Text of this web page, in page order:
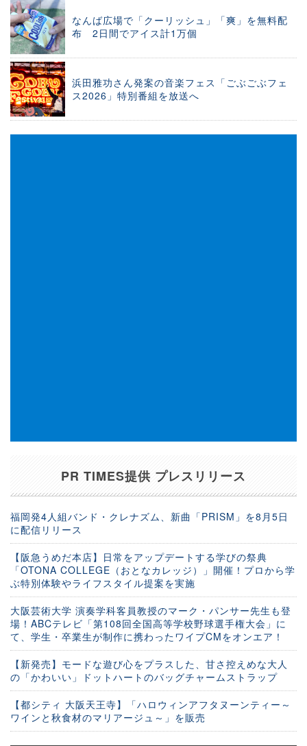
なんば広場で「クーリッシュ」「爽」を無料配
布 2日間でアイス計1万個
浜田雅功さん発案の音楽フェス「ごぶごぶフェ
ス2026」特別番組を放送へ
PR TIMES提供 プレスリリース
福岡発4人組バンド・クレナズム、新曲「PRISM」を8月5日
に配信リリース
【阪急うめだ本店】日常をアップデートする学びの祭典
「OTONA COLLEGE（おとなカレッジ）」開催！プロから学
ぶ特別体験やライフスタイル提案を実施
大阪芸術大学 演奏学科客員教授のマーク・パンサー先生も登
場！ABCテレビ「第108回全国高等学校野球選手権大会」に
て、学生・卒業生が制作に携わったワイプCMをオンエア！
【新発売】モードな遊び心をプラスした、甘さ控えめな大人
の「かわいい」ドットハートのバッグチャームストラップ
【都シティ 大阪天王寺】「ハロウィンアフタヌーンティー～
ワインと秋食材のマリアージュ～」を販売